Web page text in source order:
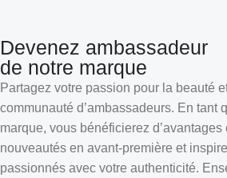
Devenez ambassadeur
de notre marque
Partagez votre passion pour la beauté
communauté d’ambassadeurs. En tant
marque, vous bénéficierez
nouveautés en avant-première et
passionnés avec votre authenticité.